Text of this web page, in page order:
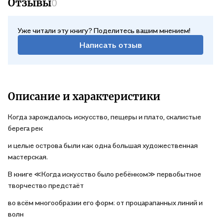
Отзывы0
Уже читали эту книгу? Поделитесь вашим мнением!
Написать отзыв
Описание и характеристики
Когда зарождалось искусство, пещеры и плато, скалистые
берега рек
и целые острова были как одна большая художественная
мастерская.
В книге ≪Когда искусство было ребёнком≫ первобытное
творчество предстаёт
во всём многообразии его форм: от процарапанных линий и
волн